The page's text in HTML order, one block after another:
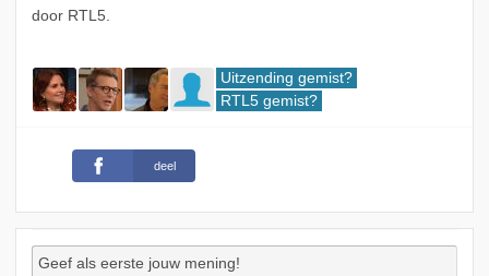
door RTL5.
Uitzending gemist?
RTL5 gemist?
deel